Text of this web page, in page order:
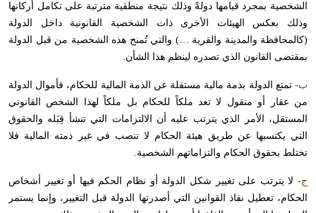
الشخصية بمجرد قيامها دولةً وذلك نتيجة منطقية مترتبة على تكامل أركانها
وذلك بعكس الهيئات الأخرى ذات الشخصية القانونية داخل الدولة
(كالمحافظة والمدينة والقرية …) والتي تُمنح هذه الشخصية من قبل الدولة
بمقتضى القانون الذي تصدره لينظم هذا الشأن.
ب- تمتع الدولة بذمة مالية مستقلة عن الذمة المالية للحكام، فأموال الدولة
من عقار أو منقول لا تعد ملكاً للحكام بل ملكاً لهذا الشخص القانوني
المستقل، الأمر الذي يترتب عليه أن الالتزامات التي تنشأ قِبَله والحقوق
التي يكتسبها عن طريق هيئة الحكام لا تنصب في غير ذمته المالية فلا
تختلط بحقوق الحكام والتزاماتهم الشخصية.
ج- لا يترتب على تغيير شكل الدولة أو نظام الحكم فيها أو تغيير أشخاص
الحكام، تعطيل نفاذ القوانين التي أصدرتها الدولة قبل التغيير، وإنما يستمر